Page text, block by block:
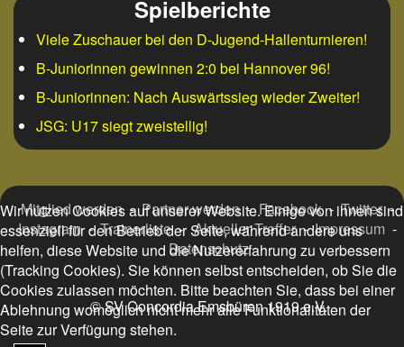
Spielberichte
Viele Zuschauer bei den D-Jugend-Hallenturnieren!
B-Juniorinnen gewinnen 2:0 bei Hannover 96!
B-Juniorinnen: Nach Auswärtssieg wieder Zweiter!
JSG: U17 siegt zweistellig!
Mitglied werden-Partner werden-Facebook-Twitter-
Instagram-Trainerliste-Aktueller Treffer-Impressum -
Datenschutz
© SV Concordia Emsbüren 1919 e.V.
Wir nutzen Cookies auf unserer Website. Einige von ihnen sind
essenziell für den Betrieb der Seite, während andere uns
helfen, diese Website und die Nutzererfahrung zu verbessern
(Tracking Cookies). Sie können selbst entscheiden, ob Sie die
Cookies zulassen möchten. Bitte beachten Sie, dass bei einer
Ablehnung womöglich nicht mehr alle Funktionalitäten der
Seite zur Verfügung stehen.